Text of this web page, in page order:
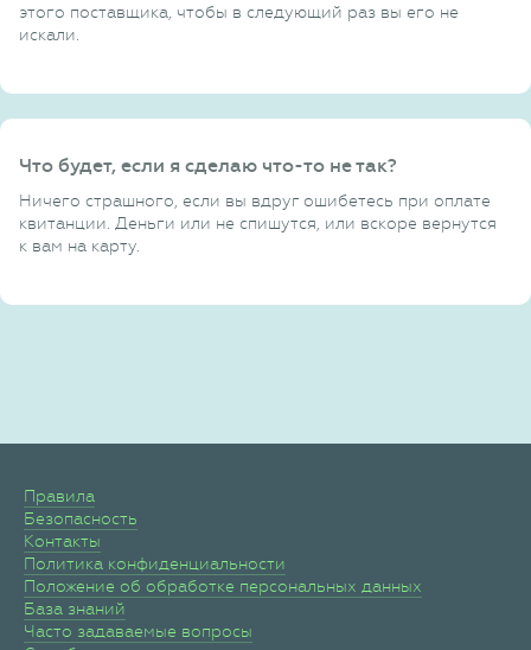
этого поставщика, чтобы в следующий раз вы его не
искали.
Что будет, если я сделаю что-то не так?
Ничего страшного, если вы вдруг ошибетесь при оплате
квитанции. Деньги или не спишутся, или вскоре вернутся
к вам на карту.
Правила
Безопасность
Контакты
Политика конфиденциальности
Положение об обработке персональных данных
База знаний
Часто задаваемые вопросы